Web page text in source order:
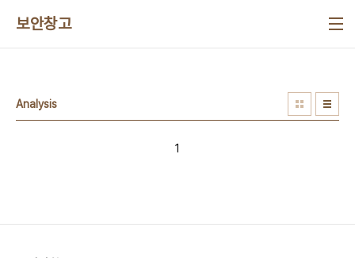
보안창고
Analysis
1